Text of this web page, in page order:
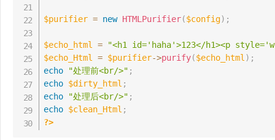
$purifier = new HTMLPurifier($config) ;
$echo_html =
"<h1 id='haha'>123</h1><p
$echo_Html
= $purifier->purify($echo_html ) ;
echo
"处理前<br/>" ;
echo $dirty_html ;
echo
"处理后<br/>" ;
echo $clean_Html ;
?>